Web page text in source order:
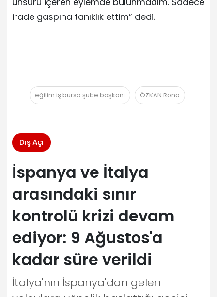
irade gaspına tanıklık ettim” dedi.
eğitim iş bursa şube başkanı ÖZKAN Rona
Dış Açı
İspanya ve İtalya
arasındaki sınır
kontrolü krizi devam
ediyor: 9 Ağustos'a
kadar süre verildi
İtalya'nın İspanya'dan gelen